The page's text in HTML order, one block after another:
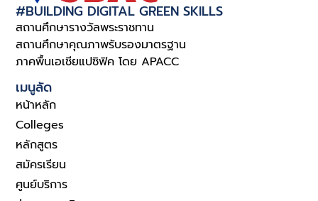
#BUILDING DIGITAL GREEN SKILLS
สถานศึกษารางวัลพระราชทาน
สถานศึกษาคุณภาพรับรองมาตรฐาน
ภาคพื้นเอเชียแปซิฟิค โดย APACC
เมนูลัด
หน้าหลัก
Colleges
หลักสูตร
สมัครเรียน
ศูนย์บริการ